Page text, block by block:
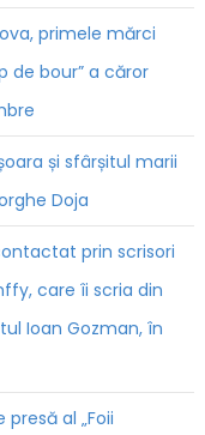
primele mărci
de bour” a căror
și sfârșitul marii
Doja
prin scrisori
care îi scria din
Ioan Gozman, în
presă al „Foii